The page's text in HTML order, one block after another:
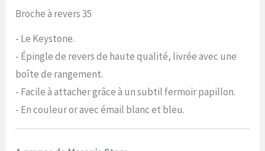
Broche à revers 35
- Le Keystone.
- Épingle de revers de haute qualité, livrée avec une
boîte de rangement.
- Facile à attacher grâce à un subtil fermoir papillon.
- En couleur or avec émail blanc et bleu.